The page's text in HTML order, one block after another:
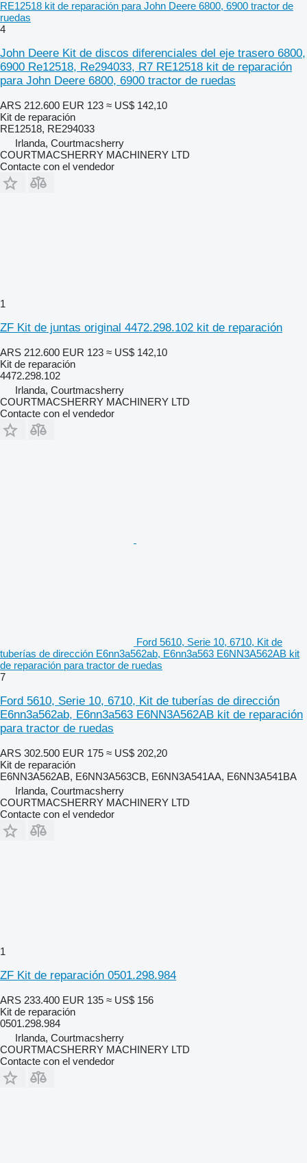
RE12518 kit de reparación para John Deere 6800, 6900 tractor de
ruedas
4
John Deere Kit de discos diferenciales del eje trasero 6800,
6900 Re12518, Re294033, R7 RE12518 kit de reparación
para John Deere 6800, 6900 tractor de ruedas
ARS 212.600 EUR 123 ≈ US$ 142,10
Kit de reparación
RE12518, RE294033
Irlanda, Courtmacsherry
COURTMACSHERRY MACHINERY LTD
Contacte con el vendedor
1
ZF Kit de juntas original 4472.298.102 kit de reparación
ARS 212.600 EUR 123 ≈ US$ 142,10
Kit de reparación
4472.298.102
Irlanda, Courtmacsherry
COURTMACSHERRY MACHINERY LTD
Contacte con el vendedor
Ford 5610, Serie 10, 6710, Kit de
tuberías de dirección E6nn3a562ab, E6nn3a563 E6NN3A562AB kit
de reparación para tractor de ruedas
7
Ford 5610, Serie 10, 6710, Kit de tuberías de dirección
E6nn3a562ab, E6nn3a563 E6NN3A562AB kit de reparación
para tractor de ruedas
ARS 302.500 EUR 175 ≈ US$ 202,20
Kit de reparación
E6NN3A562AB, E6NN3A563CB, E6NN3A541AA, E6NN3A541BA
Irlanda, Courtmacsherry
COURTMACSHERRY MACHINERY LTD
Contacte con el vendedor
1
ZF Kit de reparación 0501.298.984
ARS 233.400 EUR 135 ≈ US$ 156
Kit de reparación
0501.298.984
Irlanda, Courtmacsherry
COURTMACSHERRY MACHINERY LTD
Contacte con el vendedor